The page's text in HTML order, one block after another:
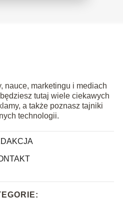
nauce, marketingu i mediach
tutaj wiele ciekawych
a także poznasz tajniki
technologii.